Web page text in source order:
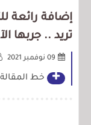
إضافة رائعة
تريد .. جربها
09 نوفمبر 2021
خط المقالة